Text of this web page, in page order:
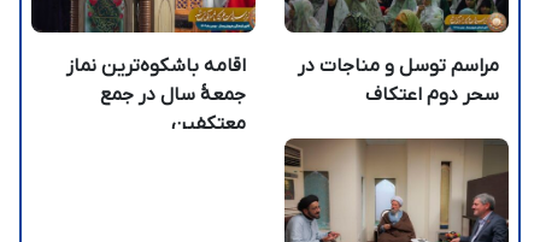
مراسم توسل و مناجات در
سحر دوم اعتکاف
اقامه باشکوه‌ترین نماز
جمعهٔ سال در جمع
معتکفین